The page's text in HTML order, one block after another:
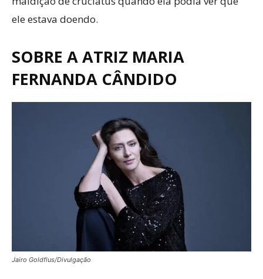
ele estava doendo.
SOBRE A ATRIZ MARIA
FERNANDA CÂNDIDO
Jairo Goldflus/Divulgação